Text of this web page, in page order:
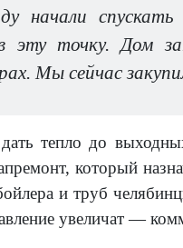
начали
эту точку. Дом
Мы сейчас
тепло до
который
и труб
увеличат —